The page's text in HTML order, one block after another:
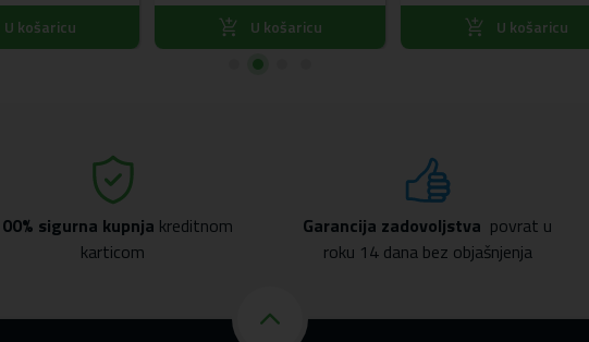
U košaricu U košaricu U košaricu
sigurna kupnja kreditnom
karticom
Garancija zadovoljstva povrat u
roku 14 dana bez objašnjenja